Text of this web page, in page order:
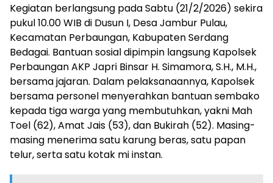
Kegiatan berlangsung pada Sabtu (21/2/2026) sekira
pukul 10.00 WIB di Dusun I, Desa Jambur Pulau,
Kecamatan Perbaungan, Kabupaten Serdang
Bedagai. Bantuan sosial dipimpin langsung Kapolsek
Perbaungan AKP Japri Binsar H. Simamora, S.H., M.H.,
bersama jajaran. Dalam pelaksanaannya, Kapolsek
bersama personel menyerahkan bantuan sembako
kepada tiga warga yang membutuhkan, yakni Mah
Toel (62), Amat Jais (53), dan Bukirah (52). Masing-
masing menerima satu karung beras, satu papan
telur, serta satu kotak mi instan.